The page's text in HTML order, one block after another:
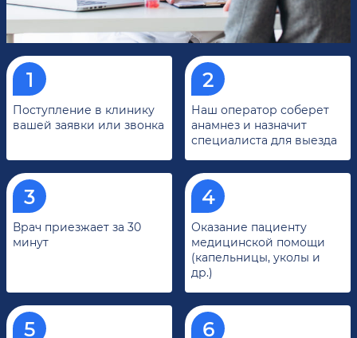
Поступление в клинику
вашей заявки или звонка
Наш оператор соберет
анамнез и назначит
специалиста для выезда
Врач приезжает за 30
минут
Оказание пациенту
медицинской помощи
(капельницы, уколы и
др.)